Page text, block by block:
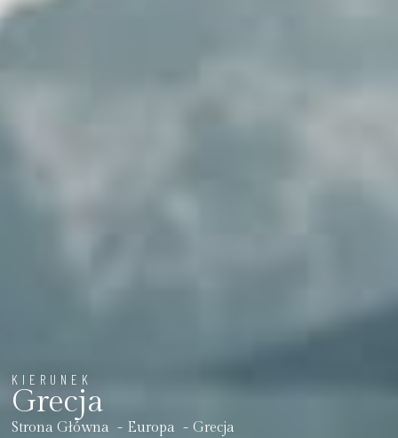
KIERUNEK
Grecja
Strona Główna Europa Grecja